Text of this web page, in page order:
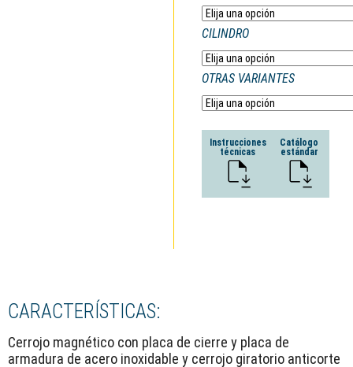
CILINDRO
OTRAS VARIANTES
Instrucciones
técnicas
Catálogo
estándar
CARACTERÍSTICAS:
Cerrojo magnético con placa de cierre y placa de
armadura de acero inoxidable y cerrojo giratorio anticorte